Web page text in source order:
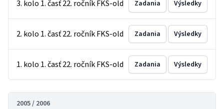
3. kolo 1. časť 22. ročník FKS-old Zadania Výsledky
2. kolo 1. časť 22. ročník FKS-old Zadania Výsledky
1. kolo 1. časť 22. ročník FKS-old Zadania Výsledky
2005 / 2006